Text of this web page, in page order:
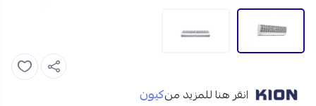
انقر هنا للمزيد منكيون